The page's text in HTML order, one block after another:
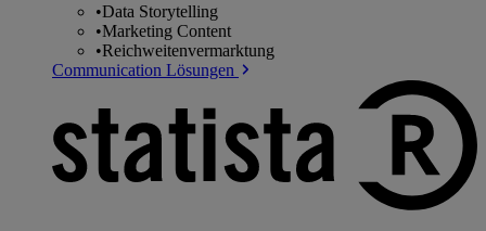
•Data Storytelling
•Marketing Content
•Reichweitenvermarktung
Communication Lösungen